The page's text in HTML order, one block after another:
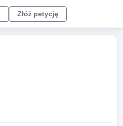
Złóż petycję